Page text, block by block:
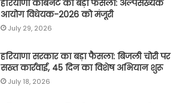
हरियाणा कैबिनेट का बड़ा फैसला: अल्पसंख्यक
आयोग विधेयक-2026 को मंजूरी
July 29, 2026
हरियाणा सरकार का बड़ा फैसला: बिजली चोरी पर
सख्त कार्रवाई, 45 दिन का विशेष अभियान शुरू
July 18, 2026